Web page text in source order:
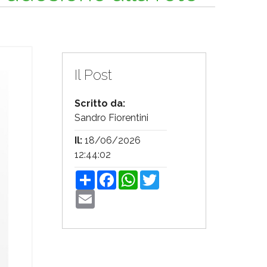
Il Post
Scritto da:
Sandro Fiorentini
Il:18/06/2026
12:44:02
ShareFacebookWhatsApp
Twitter
Email